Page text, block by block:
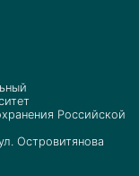
Российской
Островитянова